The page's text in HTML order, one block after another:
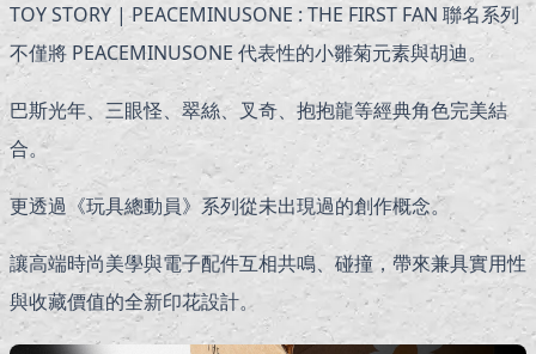
TOY STORY | PEACEMINUSONE : THE FIRST FAN 聯名系列
不僅將 PEACEMINUSONE 代表性的小雛菊元素與胡迪。
巴斯光年、三眼怪、翠絲、叉奇、抱抱龍等經典角色完美結
合。
更透過《玩具總動員》系列從未出現過的創作概念。
讓高端時尚美學與電子配件互相共鳴、碰撞，帶來兼具實用性
與收藏價值的全新印花設計。